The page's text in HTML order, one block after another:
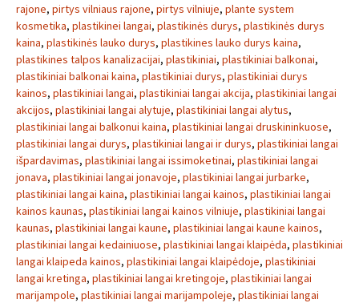
rajone, pirtys vilniaus rajone, pirtys vilniuje, plante system
kosmetika, plastikinei langai, plastikinės durys, plastikinės durys
kaina, plastikinės lauko durys, plastikines lauko durys kaina,
plastikines talpos kanalizacijai, plastikiniai, plastikiniai balkonai,
plastikiniai balkonai kaina, plastikiniai durys, plastikiniai durys
kainos, plastikiniai langai, plastikiniai langai akcija, plastikiniai langai
akcijos, plastikiniai langai alytuje, plastikiniai langai alytus,
plastikiniai langai balkonui kaina, plastikiniai langai druskininkuose,
plastikiniai langai durys, plastikiniai langai ir durys, plastikiniai langai
išpardavimas, plastikiniai langai issimoketinai, plastikiniai langai
jonava, plastikiniai langai jonavoje, plastikiniai langai jurbarke,
plastikiniai langai kaina, plastikiniai langai kainos, plastikiniai langai
kainos kaunas, plastikiniai langai kainos vilniuje, plastikiniai langai
kaunas, plastikiniai langai kaune, plastikiniai langai kaune kainos,
plastikiniai langai kedainiuose, plastikiniai langai klaipėda, plastikiniai
langai klaipeda kainos, plastikiniai langai klaipėdoje, plastikiniai
langai kretinga, plastikiniai langai kretingoje, plastikiniai langai
marijampole, plastikiniai langai marijampoleje, plastikiniai langai